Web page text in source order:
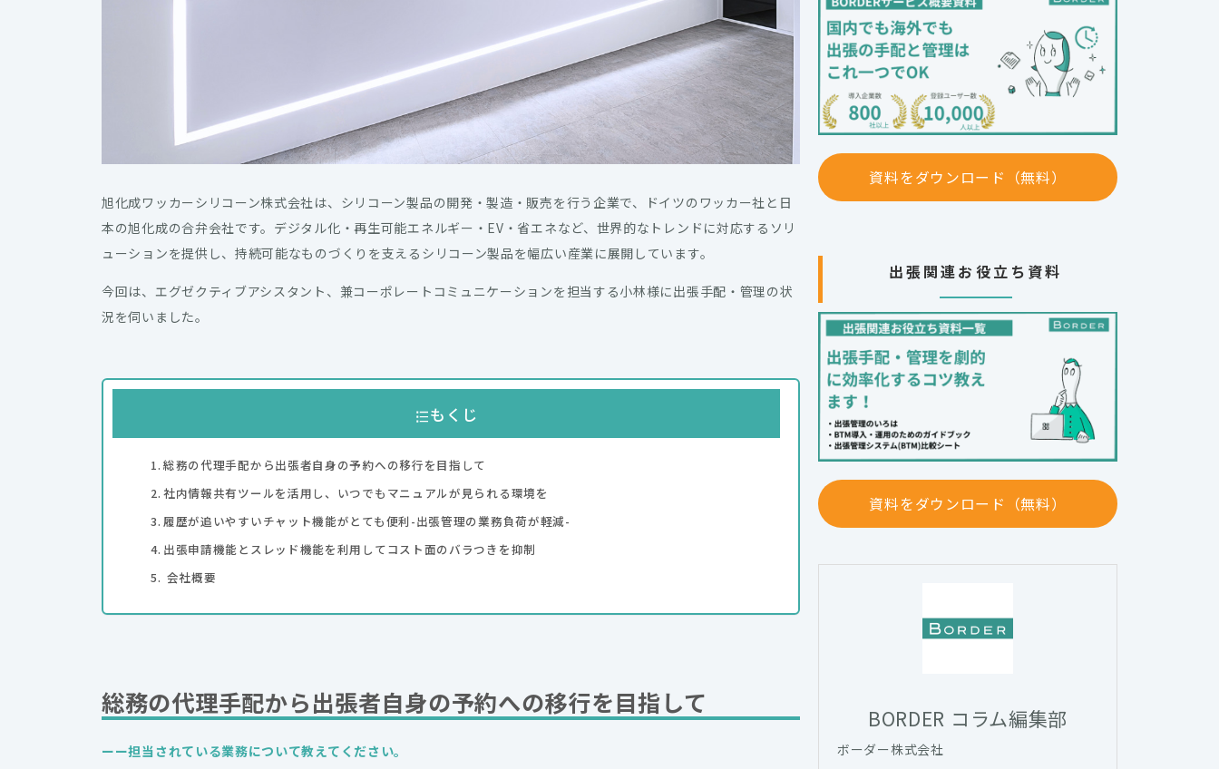
旭化成ワッカーシリコーン株式会社は、シリコーン製品の開発・製造・販売を行う企業で、ドイツのワッカー社と日
本の旭化成の合弁会社です。デジタル化・再生可能エネルギー・EV・省エネなど、世界的なトレンドに対応するソリ
ューションを提供し、持続可能なものづくりを支えるシリコーン製品を幅広い産業に展開しています。
今回は、エグゼクティブアシスタント、兼コーポレートコミュニケーションを担当する小林様に出張手配・管理の状
況を伺いました。
もくじ
総務の代理手配から出張者自身の予約への移行を目指して
社内情報共有ツールを活用し、いつでもマニュアルが見られる環境を
履歴が追いやすいチャット機能がとても便利-出張管理の業務負荷が軽減-
出張申請機能とスレッド機能を利用してコスト面のバラつきを抑制
会社概要
総務の代理手配から出張者自身の予約への移行を目指して
ーー担当されている業務について教えてください。
資料をダウンロード（無料）
出張関連お役立ち資料
資料をダウンロード（無料）
BORDER コラム編集部
ボーダー株式会社